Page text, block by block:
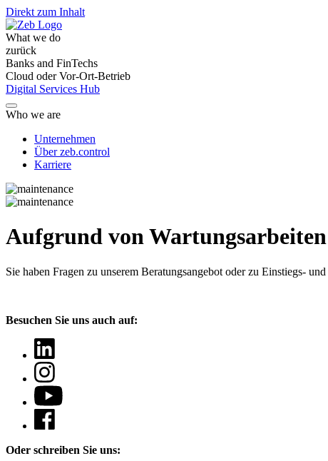
Direkt zum Inhalt
What we do
zurück
Banks and FinTechs
Cloud oder Vor-Ort-Betrieb
Digital Services Hub
Who we are
Unternehmen
Über zeb.control
Karriere
Aufgrund von
Sie haben Fragen zu unserem Beratungsangebot oder zu Einstiegs-
Besuchen Sie uns auch auf:
Oder schreiben Sie uns: